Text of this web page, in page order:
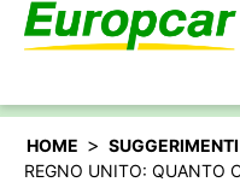
Italiano
HOME >
REGNO UNITO: QUANTO